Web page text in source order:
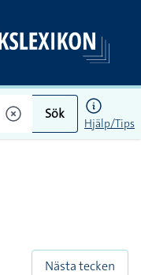
Sök
Hjälp/Tips
Nästa tecken